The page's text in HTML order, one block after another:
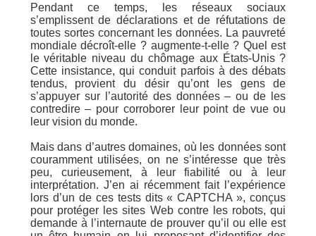
Pendant ce temps, les réseaux sociaux
s’emplissent de déclarations et de réfutations de
toutes sortes concernant les données. La pauvreté
mondiale décroît-elle ? augmente-t-elle ? Quel est
le véritable niveau du chômage aux États-Unis ?
Cette insistance, qui conduit parfois à des débats
tendus, provient du désir qu’ont les gens de
s’appuyer sur l’autorité des données – ou de les
contredire – pour corroborer leur point de vue ou
leur vision du monde.
Mais dans d’autres domaines, où les données sont
couramment utilisées, on ne s’intéresse que très
peu, curieusement, à leur fiabilité ou à leur
interprétation. J’en ai récemment fait l’expérience
lors d’un de ces tests dits « CAPTCHA », conçus
pour protéger les sites Web contre les robots, qui
demande à l’internaute de prouver qu’il ou elle est